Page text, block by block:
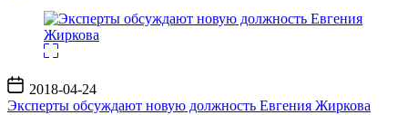
Дата
записи
2018-04-24
Эксперты обсуждают новую должность Евгения Жиркова